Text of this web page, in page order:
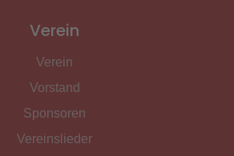
Verein
Verein
Vorstand
Sponsoren
Vereinslieder